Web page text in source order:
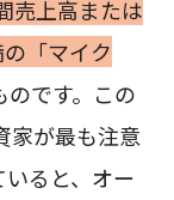
売上高または
「マイク
のです。この
家が最も注意
ると、オー